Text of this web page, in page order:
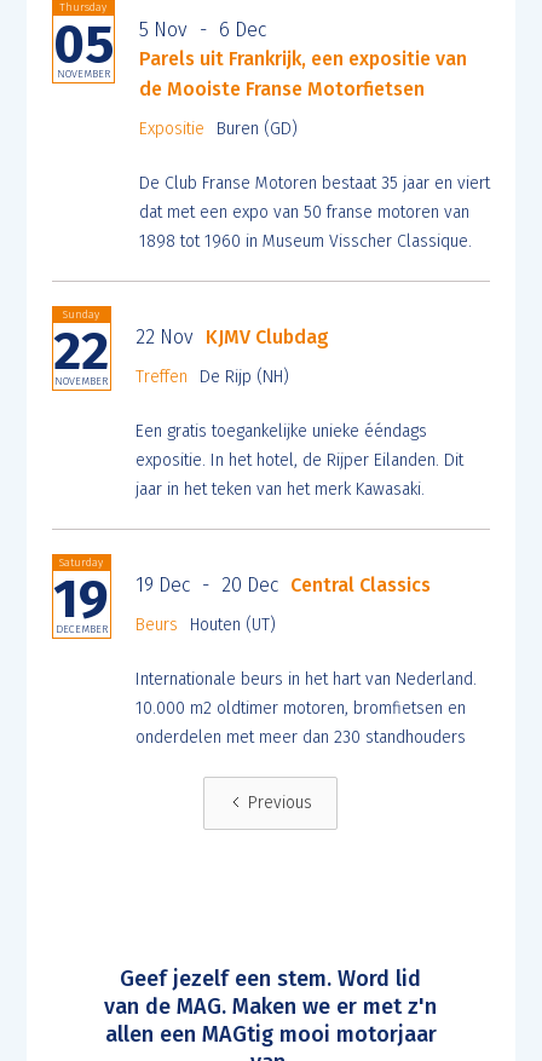
Thursday
05
NOVEMBER
5 Nov -
6 Dec
Parels uit Frankrijk, een expositie van
de Mooiste Franse Motorfietsen
Expositie Buren (GD)
De Club Franse Motoren bestaat 35 jaar en viert
dat met een expo van 50 franse motoren van
1898 tot 1960 in Museum Visscher Classique.
Sunday
22
NOVEMBER
22 Nov KJMV Clubdag
Treffen De Rijp (NH)
Een gratis toegankelijke unieke ééndags
expositie. In het hotel, de Rijper Eilanden. Dit
jaar in het teken van het merk Kawasaki.
Saturday
19
DECEMBER
19 Dec - 20 Dec Central Classics
Beurs Houten (UT)
Internationale beurs in het hart van Nederland.
10.000 m2 oldtimer motoren, bromfietsen en
onderdelen met meer dan 230 standhouders
Previous
Geef jezelf een stem. Word lid
van de MAG. Maken we er met z'n
allen een MAGtig mooi motorjaar